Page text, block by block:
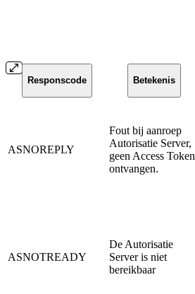
Responscode Betekenis
ASNOREPLY
Fout bij aanroep
Autorisatie Server,
geen Access Token
ontvangen.
ASNOTREADY
De Autorisatie
Server is niet
bereikbaar